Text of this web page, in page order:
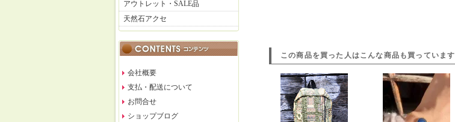
アウトレット・SALE品
天然石アクセ
会社概要
支払・配送について
お問合せ
ショップブログ
この商品を買った人はこんな商品も買っています